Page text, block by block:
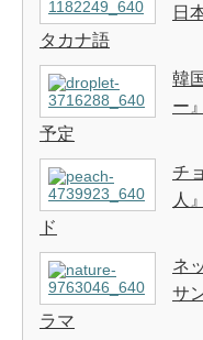
日
タカナ語
韓
ー
予定
チ
人
ド
ネ
サ
ラマ